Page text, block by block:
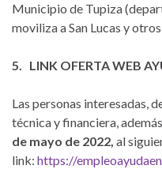
Municipio de Tupiza
moviliza a San Lucas y
5. LINK OFERTA WEB
Las personas interesadas,
técnica y financiera,
de mayo de 2022, al
link: https://